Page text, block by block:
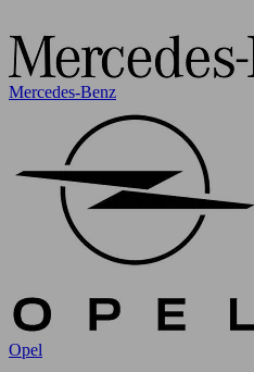
Mercedes-Benz
Opel